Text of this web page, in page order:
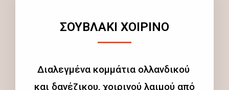
ΣΟΥΒΛΑΚΙ ΧΟΙΡΙΝΟ
Διαλεγμένα κομμάτια ολλανδικού
και δανέζικου, χοιρινού λαιμού από